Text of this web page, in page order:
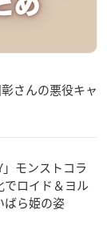
さんの悪役キャ
」モンストコラ
でロイド＆ヨル
ばら姫の姿